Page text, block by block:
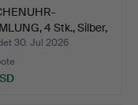
4 Stk., Silber,
30. Jul 2026